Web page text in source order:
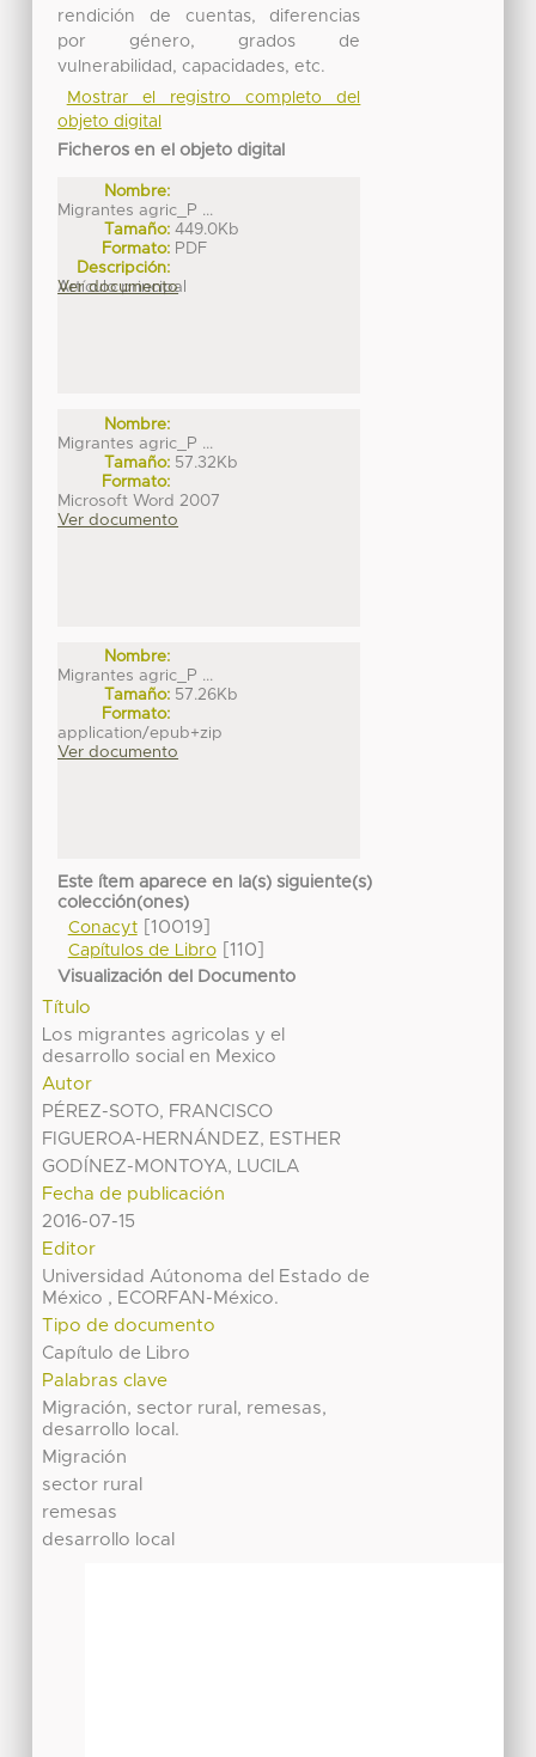
rendición de cuentas, diferencias
por género, grados de
vulnerabilidad, capacidades, etc.
Mostrar el registro completo del
objeto digital
Ficheros en el objeto digital
Nombre:
Migrantes agric_P ...
Tamaño: 449.0Kb
Formato: PDF
Descripción:
Artículo principal
Ver documento
Nombre:
Migrantes agric_P ...
Tamaño: 57.32Kb
Formato:
Microsoft Word 2007
Ver documento
Nombre:
Migrantes agric_P ...
Tamaño: 57.26Kb
Formato:
application/epub+zip
Ver documento
Este ítem aparece en la(s) siguiente(s)
colección(ones)
Conacyt[10019]
Capítulos de Libro[110]
Visualización del Documento
Título
Los migrantes agricolas y el
desarrollo social en Mexico
Autor
PÉREZ-SOTO, FRANCISCO
FIGUEROA-HERNÁNDEZ, ESTHER
GODÍNEZ-MONTOYA, LUCILA
Fecha de publicación
2016-07-15
Editor
Universidad Aútonoma del Estado de
México , ECORFAN-México.
Tipo de documento
Capítulo de Libro
Palabras clave
Migración, sector rural, remesas,
desarrollo local.
Migración
sector rural
remesas
desarrollo local